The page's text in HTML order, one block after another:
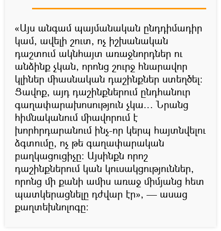
«Այս անգամ պայմանական ընդդիմադիր
կամ, ավելի շուտ, ոչ իշխանական
դաշտում ակնհայտ առաջնորդներ ու
անձինք չկան, որոնց շուրջ հնարավոր
կլիներ միասնական դաշինքներ ստեղծել:
Ցավոք, այդ դաշինքներում ընդհանուր
գաղափարախոսություն չկա… Նրանց
հիմնականում միավորում է
խորհրդարանում ինչ-որ կերպ հայտնվելու
ձգտումը, ոչ թե գաղափարական
բաղկացուցիչը: Այսինքն որոշ
դաշինքներում կան կուսակցություններ,
որոնց մի քանի ամիս առաջ միմյանց հետ
պատկերացնելը դժվար էր», — ասաց
քաղտեխնոլոգը: